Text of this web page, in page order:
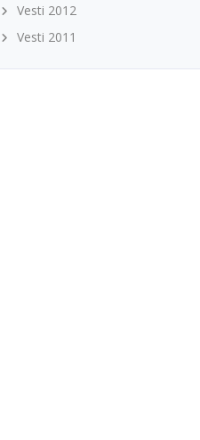
Vesti 2012
Vesti 2011